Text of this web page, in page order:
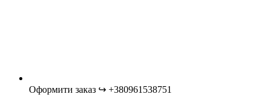
Оформити заказ ↪︎ +380961538751